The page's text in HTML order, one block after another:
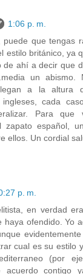
1:06 p. m.
puede que tengas
estilo británico, ya
de ahí a decir que
un
a la altura
ingleses, cada
Para que
zapato español,
ellos. Un cordial
p. m.
en verdad
haya ofendido. Yo
cual es su estilo
(por
acuerdo contigo